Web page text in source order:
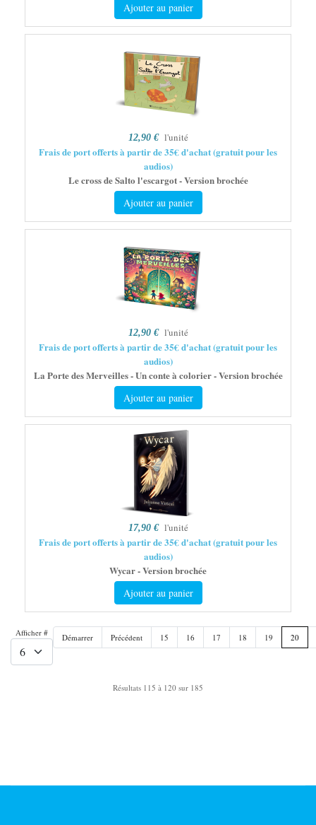
Ajouter au panier
12,90 € l'unité
Frais de port offerts à partir de 35€ d'achat (gratuit pour les
audios)
Le cross de Salto l'escargot - Version brochée
Ajouter au panier
12,90 € l'unité
Frais de port offerts à partir de 35€ d'achat (gratuit pour les
audios)
La Porte des Merveilles - Un conte à colorier - Version brochée
Ajouter au panier
17,90 € l'unité
Frais de port offerts à partir de 35€ d'achat (gratuit pour les
audios)
Wycar - Version brochée
Ajouter au panier
Afficher # Démarrer Précédent 15 16 17 18 19 20
Résultats 115 à 120 sur 185